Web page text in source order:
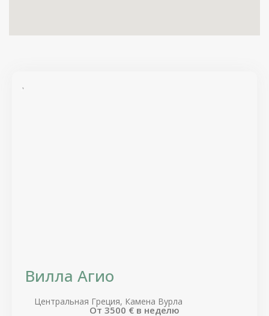
Вилла Агио
Центральная Греция, Камена Вурла
От 3500 € в неделю